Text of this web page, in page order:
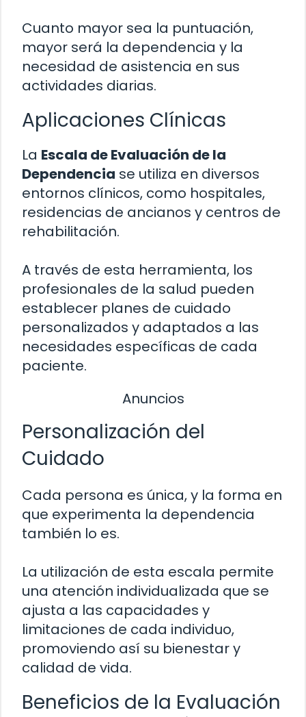
Cuanto mayor sea la puntuación,
mayor será la dependencia y la
necesidad de asistencia en sus
actividades diarias.
Aplicaciones Clínicas
La Escala de Evaluación de la
Dependencia se utiliza en diversos
entornos clínicos, como hospitales,
residencias de ancianos y centros de
rehabilitación.
A través de esta herramienta, los
profesionales de la salud pueden
establecer planes de cuidado
personalizados y adaptados a las
necesidades específicas de cada
paciente.
Anuncios
Personalización del
Cuidado
Cada persona es única, y la forma en
que experimenta la dependencia
también lo es.
La utilización de esta escala permite
una atención individualizada que se
ajusta a las capacidades y
limitaciones de cada individuo,
promoviendo así su bienestar y
calidad de vida.
Beneficios de la Evaluación